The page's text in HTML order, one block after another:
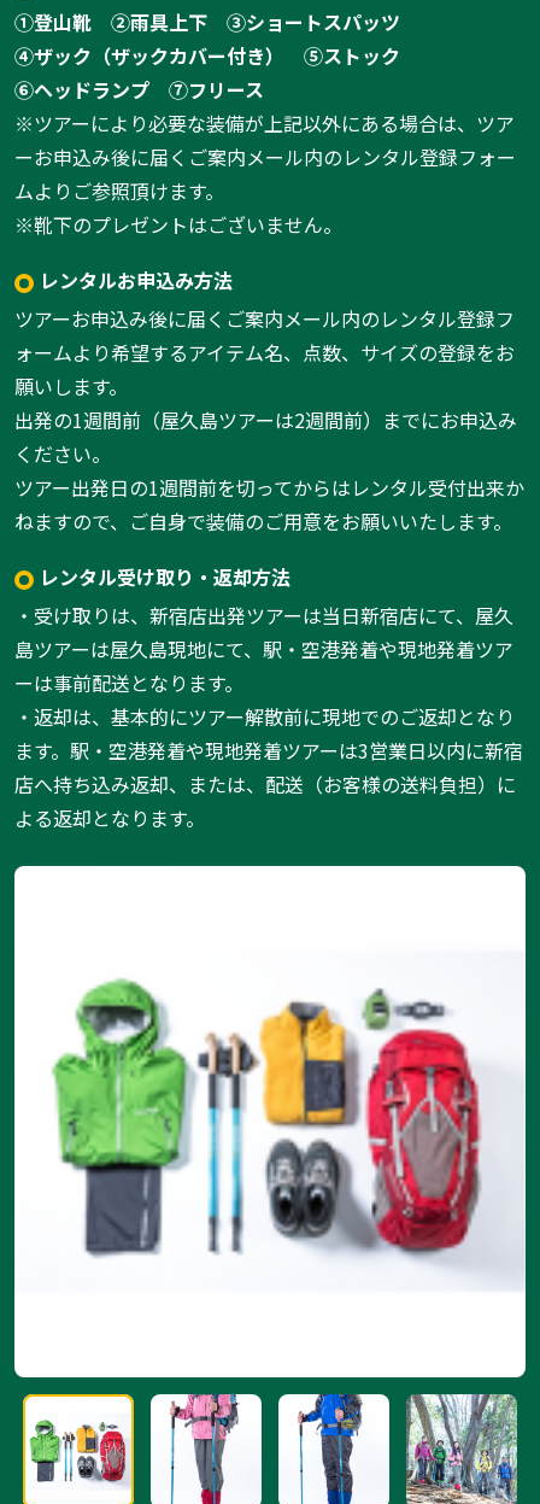
①登山靴
②雨具上下
③ショートスパッツ
④ザック（ザックカバー付き）
⑤ストック
⑥ヘッドランプ
⑦フリース
※ツアーにより必要な装備が上記以外にある場合は、ツア
ーお申込み後に届くご案内メール内のレンタル登録フォー
ムよりご参照頂けます。
※靴下のプレゼントはございません。
レンタルお申込み方法
ツアーお申込み後に届くご案内メール内のレンタル登録フ
ォームより希望するアイテム名、点数、サイズの登録をお
願いします。
出発の1週間前（屋久島ツアーは2週間前）までにお申込み
ください。
ツアー出発日の1週間前を切ってからはレンタル受付出来か
ねますので、ご自身で装備のご用意をお願いいたします。
レンタル受け取り・返却方法
・受け取りは、新宿店出発ツアーは当日新宿店にて、屋久
島ツアーは屋久島現地にて、駅・空港発着や現地発着ツア
ーは事前配送となります。
・返却は、基本的にツアー解散前に現地でのご返却となり
ます。駅・空港発着や現地発着ツアーは3営業日以内に新宿
店へ持ち込み返却、または、配送（お客様の送料負担）に
よる返却となります。